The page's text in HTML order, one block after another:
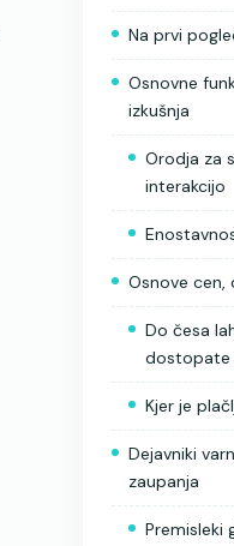
Na prvi
Osnovne
izkušnja
Orodja za
interakcijo
Osnove
Do česa
dostopate
Kjer je
Dejavniki
zaupanja
Premisleki